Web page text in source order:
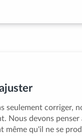
seulement corriger,
Nous devons
même qu'il ne se